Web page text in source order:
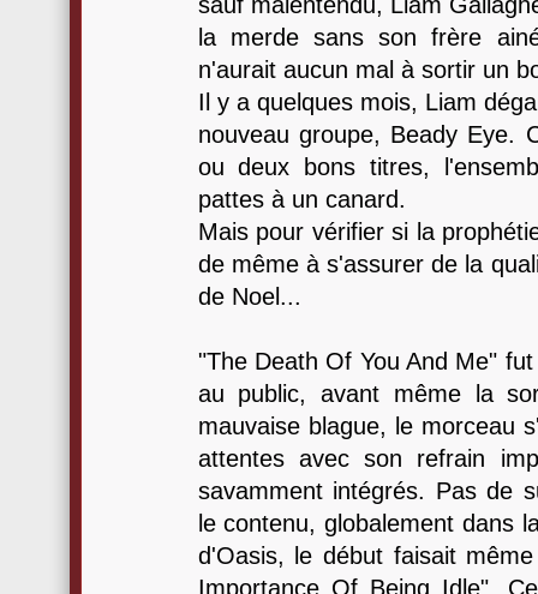
la merde sans son frère
n'aurait aucun mal à sortir un
Il y a quelques mois, Liam
nouveau groupe, Beady Eye.
ou deux bons titres,
pattes à un canard.
Mais pour vérifier si la
de même à s'assurer de la
de Noel...
"The Death Of You And Me"
au public, avant même la
mauvaise blague, le morceau
attentes avec son refrain
savamment intégrés. Pas de
le contenu, globalement dans
d'Oasis, le début faisait
Importance Of Being Idle".